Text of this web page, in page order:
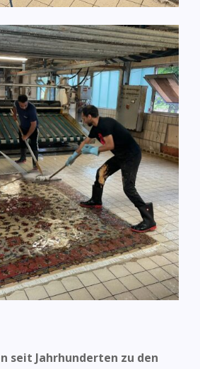
seit Jahrhunderten zu den